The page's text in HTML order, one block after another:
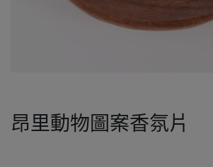
昂里動物圖案香氛片